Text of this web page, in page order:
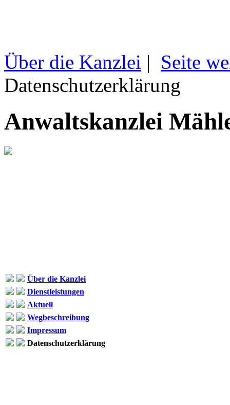
Über die Kanzlei | Seite
Datenschutzerklärung
Anwaltskanzlei
Über die Kanzlei
Dienstleistungen
Aktuell
Wegbeschreibung
Impressum
Datenschutzerklärung